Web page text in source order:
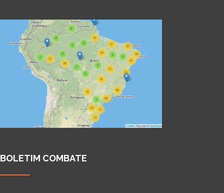
BOLETIM COMBATE